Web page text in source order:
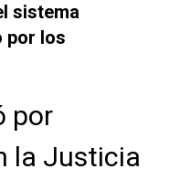
sistema
por los
por
la Justicia